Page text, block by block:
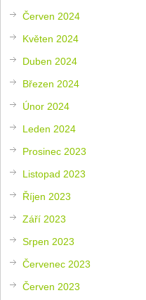
Červen 2024
Květen 2024
Duben 2024
Březen 2024
Únor 2024
Leden 2024
Prosinec 2023
Listopad 2023
Říjen 2023
Září 2023
Srpen 2023
Červenec 2023
Červen 2023